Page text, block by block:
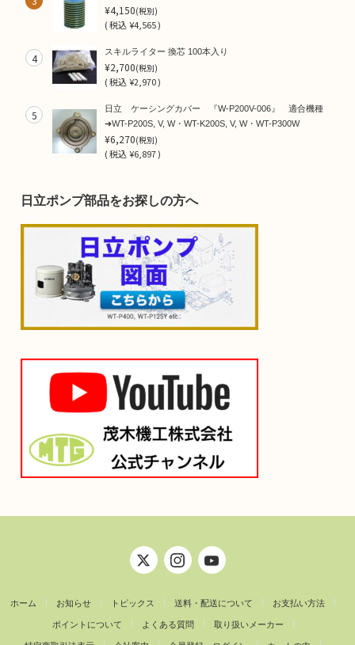
¥4,150(税別)
(税込¥4,565 )
4 スキルライター 換芯 100本入り
¥2,700(税別)
(税込¥2,970 )
5
日立 ケーシングカバー 『W-P200V-006』 適合機種
➜WT-P200S, V, W・WT-K200S, V, W・WT-P300W
¥6,270(税別)
(税込¥6,897 )
日立ポンプ部品をお探しの方へ
ホーム お知らせ トピックス 送料・配送について お支払い方法
ポイントについて よくある質問 取り扱いメーカー